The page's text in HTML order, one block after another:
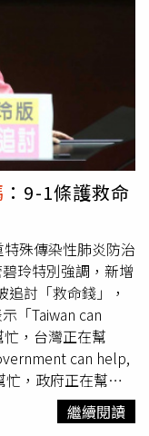
責，到現在還在被
「網軍把你保護得
素梅則在兩人充滿
稱就是「金門撞船
為撞船是事實，撞
專報名稱，明顯對
之後一定要去隆
妳知不知道妳有多
險去做手術隆鼻。
偷背著小S上網購
鼻頭縮小變挺。但
訪時表示，由於
液循環不良，導致
衍生嚴重感染，
拿來使用。王彥文
頁提醒大家，想要
一勞永逸。但若民
」的方式，比如施
線條感，以達變美
生討論，才能愛美
：9-1條護救命
殊傳染性肺炎防治
玲特別強調，新增
討「救命錢」，
「Taiwan can
，台灣正在幫
can help,
，政府正在幫
條成為最早取得共
碧玲在臉書說，
繼續閱讀